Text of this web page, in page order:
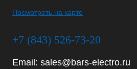
Посмотреть на карте
+7 (843) 526-73-20
Email: sales@bars-electro.ru